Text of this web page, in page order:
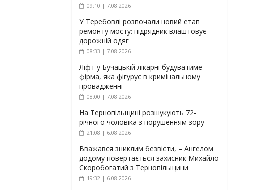
09:10 | 7.08.2026
У Теребовлі розпочали новий етап
ремонту мосту: підрядник влаштовує
дорожній одяг
08:33 | 7.08.2026
Ліфт у Бучацькій лікарні будуватиме
фірма, яка фігурує в кримінальному
провадженні
08:00 | 7.08.2026
На Тернопільщині розшукують 72-
річного чоловіка з порушенням зору
21:08 | 6.08.2026
Вважався зниклим безвісти, – Ангелом
додому повертається захисник Михайло
Скоробогатий з Тернопільщини
19:32 | 6.08.2026